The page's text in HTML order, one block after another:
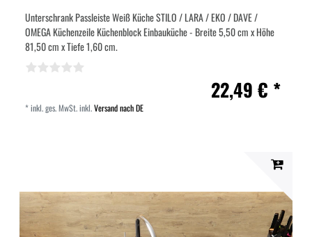
Unterschrank Passleiste Weiß Küche STILO / LARA / EKO / DAVE /
OMEGA Küchenzeile Küchenblock Einbauküche - Breite 5,50 cm x Höhe
81,50 cm x Tiefe 1,60 cm.
22,49 € *
*inkl. ges. MwSt.inkl.Versand nach DE